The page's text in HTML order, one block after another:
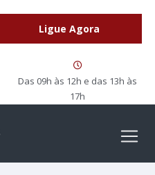
Das 09h às 12h e das 13h às
17h